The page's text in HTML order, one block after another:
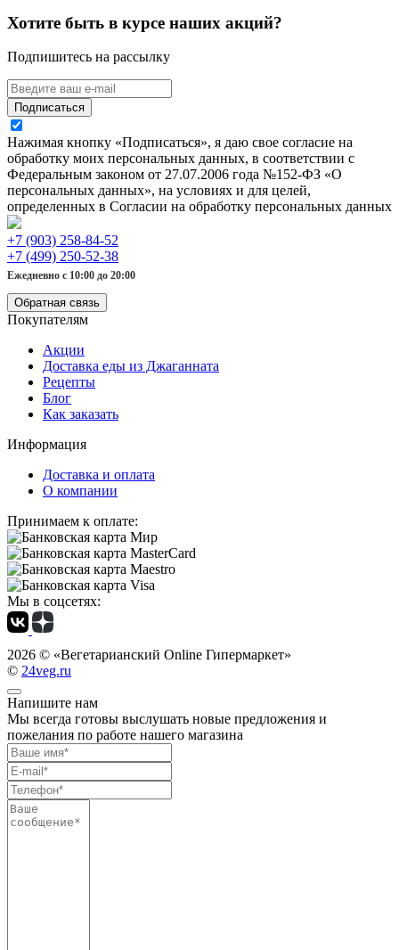
Хотите быть в курсе наших акций?
Подпишитесь на рассылку
Подписаться
Нажимая кнопку «Подписаться», я даю свое согласие на
обработку моих персональных данных, в соответствии с
Федеральным законом от 27.07.2006 года №152-ФЗ «О
персональных данных», на условиях и для целей,
определенных в Согласии на обработку персональных данных
+7 (903) 258-84-52
+7 (499) 250-52-38
Ежедневно с 10:00 до 20:00
Обратная связь
Покупателям
Акции
Доставка еды из Джаганната
Рецепты
Блог
Как заказать
Информация
Доставка и оплата
О компании
Принимаем к оплате:
Мы в соцсетях:
2026 © «Вегетарианский Online Гипермаркет»
© 24veg.ru
Напишите нам
Мы всегда готовы выслушать новые предложения и
пожелания по работе нашего магазина